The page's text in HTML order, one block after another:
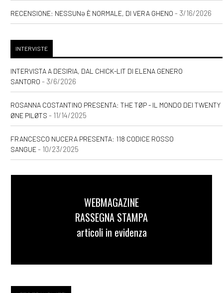
RECENSIONE: NESSUNƏ È NORMALE, DI VERA GHENO - 3/16/2026
INTERVISTE
INTERVISTA A DESIRIA, DAL CHICK-LIT DI ELENA GENERO
SANTORO - 3/6/2026
ROSANNA COSTANTINO PRESENTA: THE TØP - IL MONDO DEI TWENTY
ØNE PILØTS - 11/14/2025
FRANCESCO NUCERA PRESENTA: 118 CODICE ROSSO
SANGUE- 10/23/2025
WEBMAGAZINE
RASSEGNA STAMPA
articoli in evidenza